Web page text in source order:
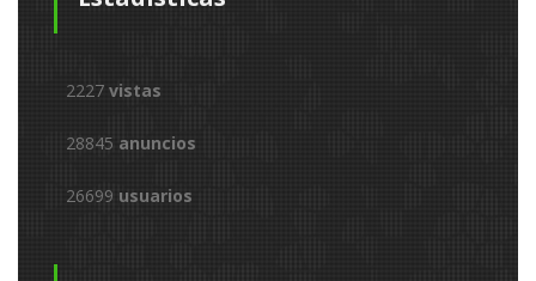
2227 vistas
28845 anuncios
26699 usuarios